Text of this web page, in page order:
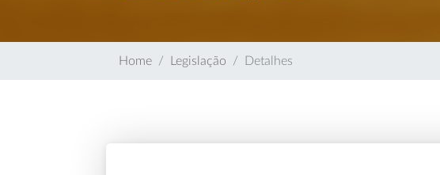
Home Legislação Detalhes